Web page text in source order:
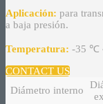
Aplicación: para
a baja presión.
Temperatura: -35 ℃
CONTACT US
Diámetro interno